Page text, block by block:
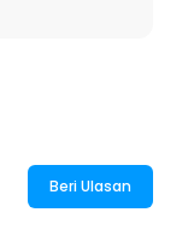
Beri Ulasan